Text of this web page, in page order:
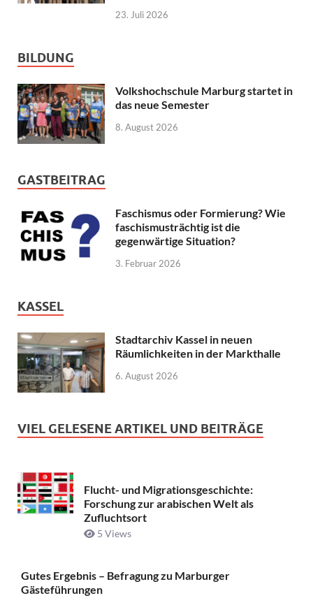
23. Juli 2026
BILDUNG
Volkshochschule Marburg startet in
das neue Semester
8. August 2026
GASTBEITRAG
Faschismus oder Formierung? Wie
faschismusträchtig ist die
gegenwärtige Situation?
3. Februar 2026
KASSEL
Stadtarchiv Kassel in neuen
Räumlichkeiten in der Markthalle
6. August 2026
VIEL GELESENE ARTIKEL UND BEITRÄGE
Flucht- und Migrationsgeschichte:
Forschung zur arabischen Welt als
Zufluchtsort
5 Views
Gutes Ergebnis – Befragung zu Marburger
Gästeführungen